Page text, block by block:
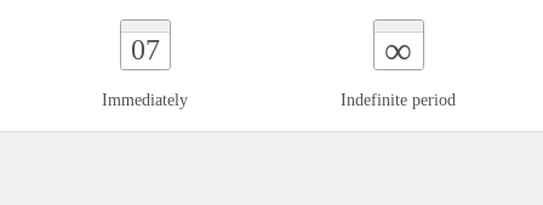
07
Immediately
∞
Indefinite period